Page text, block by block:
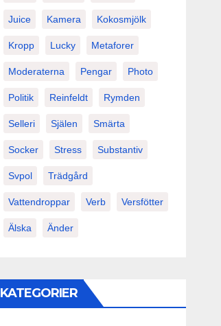
Juice Kamera Kokosmjölk
Kropp Lucky Metaforer
Moderaterna Pengar Photo
Politik Reinfeldt Rymden
Selleri Själen Smärta
Socker Stress Substantiv
Svpol Trädgård
Vattendroppar Verb Versfötter
Älska Änder
KATEGORIER